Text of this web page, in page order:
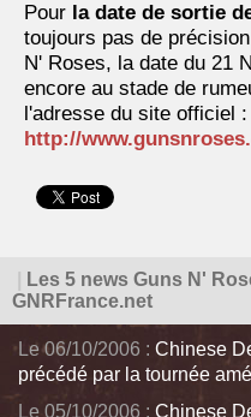
Pour la date de sortie
toujours pas de
N' Roses, la date du 21
encore au stade de
l'adresse du site officiel :
http://
Les 5 news Guns N'
GNRFrance.net
Le 06/10/2006 : Chinese
précédé par la tournée
Le 05/10/2006 : Chinese